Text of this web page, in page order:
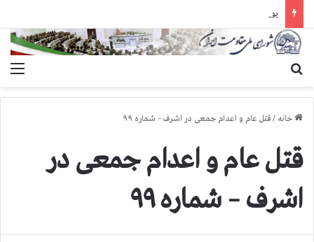
یورش وحشیانه گارد زندان اوین به سالن ۵ بند ۷ و ضرب و شتم زندانیان
خانه /قتل عام و اعدام جمعی در اشرف – شماره ۹۹
قتل عام و اعدام جمعی در
اشرف – شماره ۹۹